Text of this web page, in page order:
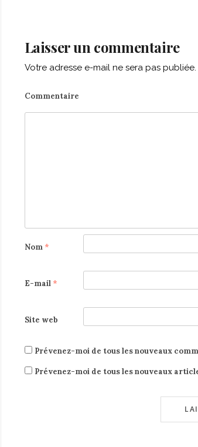
Laisser un commentaire
Votre adresse e-mail ne sera pas publiée.
Commentaire
Nom *
E-mail *
Site web
Prévenez-moi de tous les nouveaux
Prévenez-moi de tous les nouveaux